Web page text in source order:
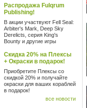
Распродажа Fulqrum
Publishing!
В акции участвуют Fell Seal:
Arbiter's Mark, Deep Sky
Derelicts, серия King's
Bounty и другие игры
Скидка 20% на Плексы
+ Окраски в подарок!
Приобретите Плексы со
скидкой 20% и получайте
окраски для ваших кораблей
в подарок!
все новости